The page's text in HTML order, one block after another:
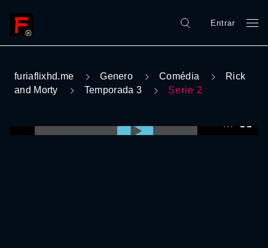
Entrar
furiaflixhd.me Genero Comédia
Rick
and Morty
Temporada 3 Serie 2